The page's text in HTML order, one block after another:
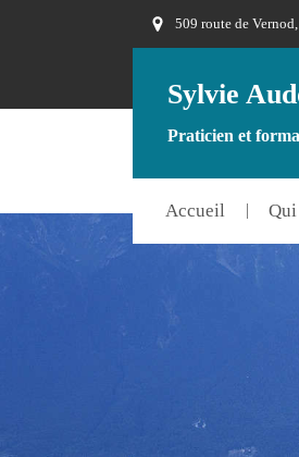
509 route de
Sylvie
Praticien et
Accueil